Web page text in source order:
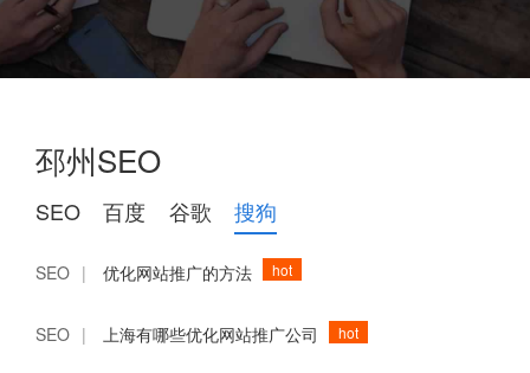
邳州SEO
SEO 百度 谷歌 搜狗
SEO | 优化网站推广的方法 hot
SEO | 上海有哪些优化网站推广公司 hot